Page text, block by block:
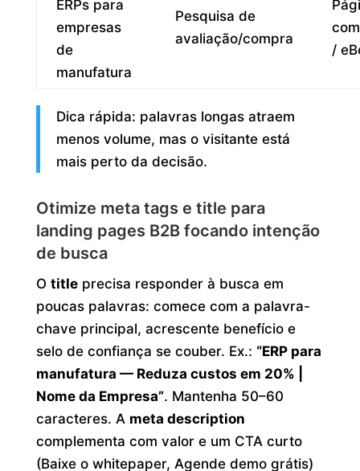
ERPs para
empresas
de
manufatura
Pesquisa de
avaliação/compra
/
Dica rápida: palavras longas atraem
menos volume, mas o visitante está
mais perto da decisão.
Otimize meta tags e title para
landing pages B2B focando intenção
de busca
O titleprecisa responder à busca em
poucas palavras: comece com a palavra-
chave principal, acrescente benefício e
selo de confiança se couber. Ex.: “ERP para
manufatura — Reduza custos em 20% |
Nome da Empresa”. Mantenha 50–60
caracteres. A meta description
complementa com valor e um CTA curto
(Baixe o whitepaper, Agende demo grátis)